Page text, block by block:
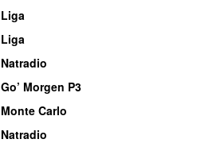
Liga
Liga
Natradio
Go’ Morgen P3
Monte Carlo
Natradio